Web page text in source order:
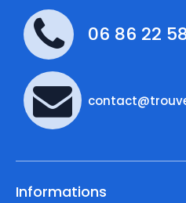
06 86 22
Informations